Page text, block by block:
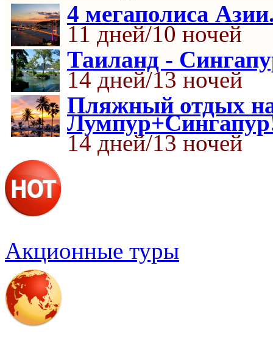
4 мегаполиса
11 дней/10 ночей
Таиланд -
14 дней/13 ночей
Пляжный отдых
14 дней/13 ночей
Акционные туры